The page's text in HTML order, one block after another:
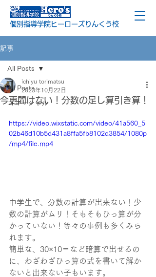
個別指導学院ヒーローズりんくう校
記事
All Posts
コマーシャル
All Posts
今更聞けない！分数の足し算引き算！
ichiyu torimatsu
2023年10月22日
https://video.wixstatic.com/video/41a560_5
02b46d10b5d431a8ffa5fb8102d3854/1080p
/mp4/file.mp4
中学生で、分数の計算が出来ない！少
数の計算がムリ！そもそもひっ算が分
かっていない！等々の事例も多くみら
れます。
簡単な、30×10＝など暗算で出せるの
に、わざわざひっ算の式を書いて解か
ないと出来ない子もいます。